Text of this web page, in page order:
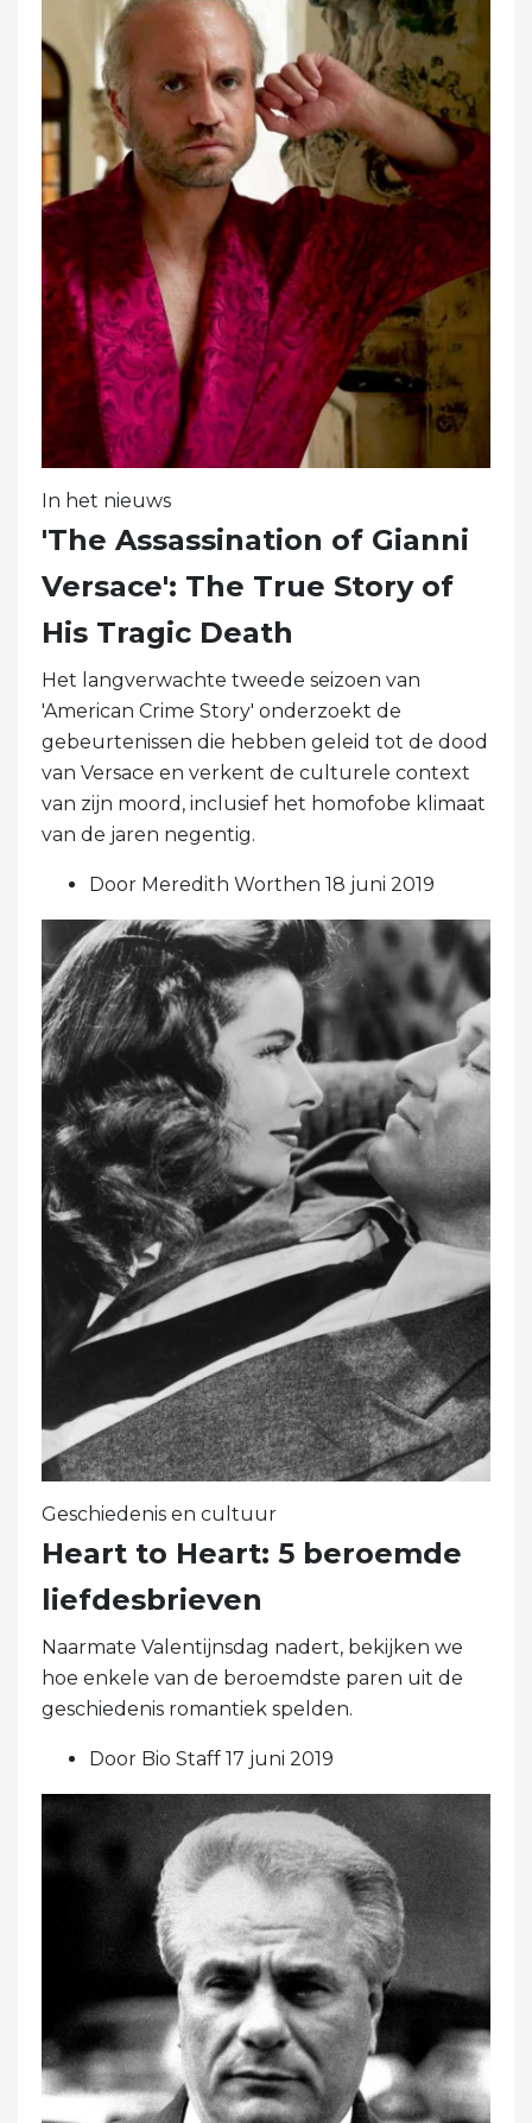
In het nieuws
'The Assassination of Gianni
Versace': The True Story of
His Tragic Death
Het langverwachte tweede seizoen van
'American Crime Story' onderzoekt de
gebeurtenissen die hebben geleid tot de dood
van Versace en verkent de culturele context
van zijn moord, inclusief het homofobe klimaat
van de jaren negentig.
Door Meredith Worthen 18 juni 2019
Geschiedenis en cultuur
Heart to Heart: 5 beroemde
liefdesbrieven
Naarmate Valentijnsdag nadert, bekijken we
hoe enkele van de beroemdste paren uit de
geschiedenis romantiek spelden.
Door Bio Staff 17 juni 2019